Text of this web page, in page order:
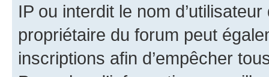
IP ou interdit le nom
propriétaire du forum peut
inscriptions afin d’empêcher